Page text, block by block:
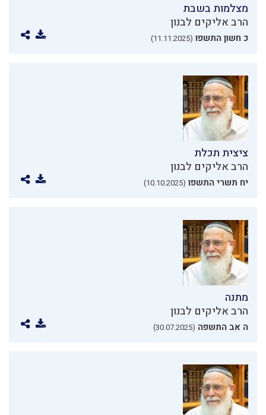
מצלמות בשבת
הרב אליקים לבנון
כ חשון התשפו (11.11.2025)
ציצית תכלת
הרב אליקים לבנון
יח תשרי התשפו (10.10.2025)
מתנה
הרב אליקים לבנון
ה אב התשפה (30.07.2025)